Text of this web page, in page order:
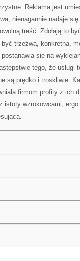
Reklama jest
nienagannie nadaje
treść. Zdołają to
trzeźwa, konkretna,
się na
tego, że usługi
są prędko i troskliwie.
firmom profity z ich
istoty wzrokowcami,